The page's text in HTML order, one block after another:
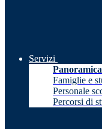
Servizi
Panoramica
Famiglie e
Personale
Percorsi di